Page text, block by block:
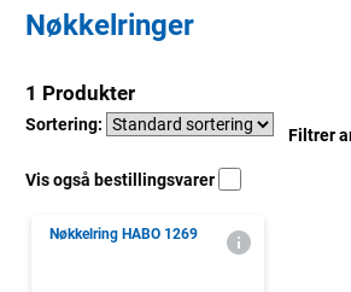
Nøkkelringer
1 Produkter
Sortering:
Filtrer
Vis også bestillingsvarer
Nøkkelring HABO 1269